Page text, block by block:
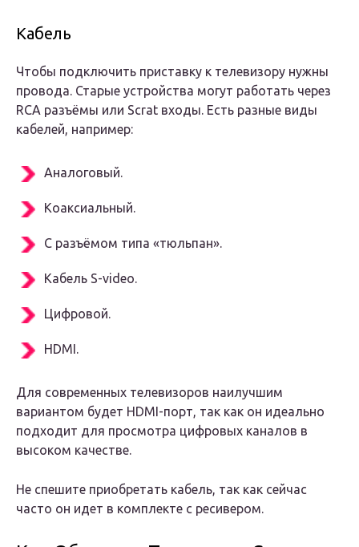
Кабель
Чтобы подключить приставку к телевизору нужны
провода. Старые устройства могут работать через
RCA разъёмы или Scrat входы. Есть разные виды
кабелей, например:
Аналоговый.
Коаксиальный.
С разъёмом типа «тюльпан».
Кабель S-video.
Цифровой.
HDMI.
Для современных телевизоров наилучшим
вариантом будет HDMI-порт, так как он идеально
подходит для просмотра цифровых каналов в
высоком качестве.
Не спешите приобретать кабель, так как сейчас
часто он идет в комплекте с ресивером.